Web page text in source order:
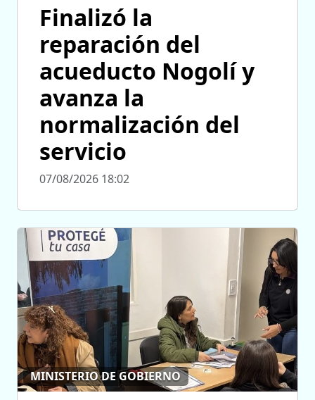
Finalizó la
reparación del
acueducto Nogolí y
avanza la
normalización del
servicio
07/08/2026 18:02
MINISTERIO DE GOBIERNO